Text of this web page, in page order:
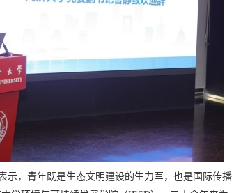
，青年既是生态文明建设的生力军，也是国际传播